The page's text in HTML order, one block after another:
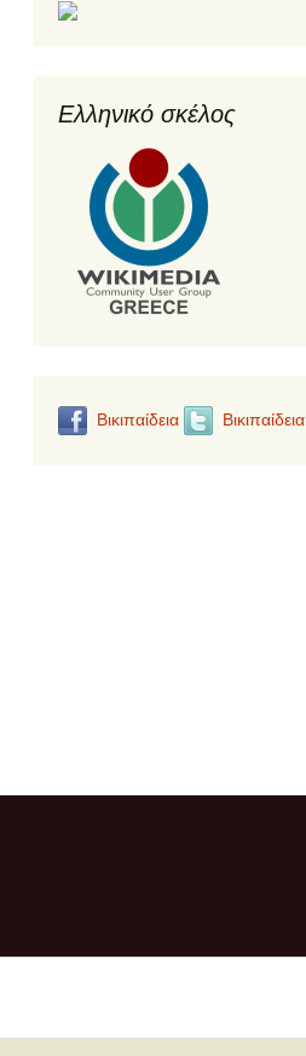
Ελληνικό σκέλος
Βικιπαίδεια Βικιπαίδεια